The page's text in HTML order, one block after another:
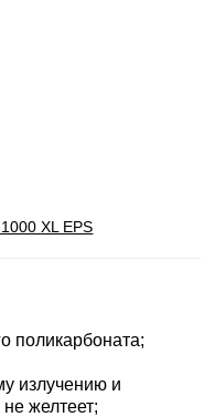
XL EPS
поликарбоната;
излучению и
желтеет;